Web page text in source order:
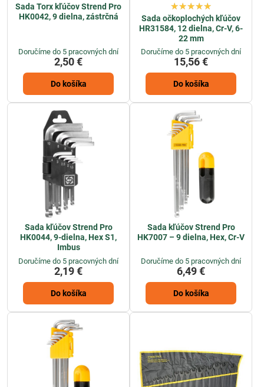
Sada Torx kľúčov Strend Pro
HK0042, 9 dielna, zástrčná
Doručíme do 5 pracovných dní
2,50 €
Do košíka
Sada očkoplochých kľúčov
HR31584, 12 dielna, Cr-V, 6-
22 mm
Doručíme do 5 pracovných dní
15,56 €
Do košíka
Sada kľúčov Strend Pro
HK0044, 9-dielna, Hex S1,
Imbus
Doručíme do 5 pracovných dní
2,19 €
Do košíka
Sada kľúčov Strend Pro
HK7007 – 9 dielna, Hex, Cr-V
Doručíme do 5 pracovných dní
6,49 €
Do košíka